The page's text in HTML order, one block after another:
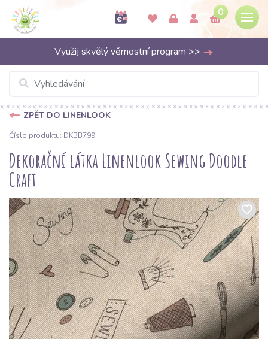
0
Využij skvělý věrnostní program >>
ZPĚT DO LINENLOOK
Číslo produktu: DKBB799
Dekorační látka Linenlook Sewing Doodle
Craft